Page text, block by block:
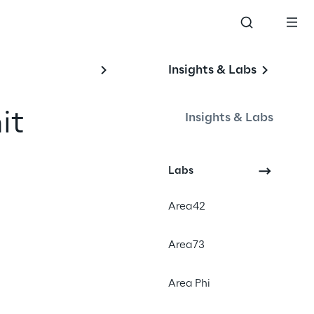
Insights & Labs
Insights & Labs
Labs
Area42
Area73
Area Phi